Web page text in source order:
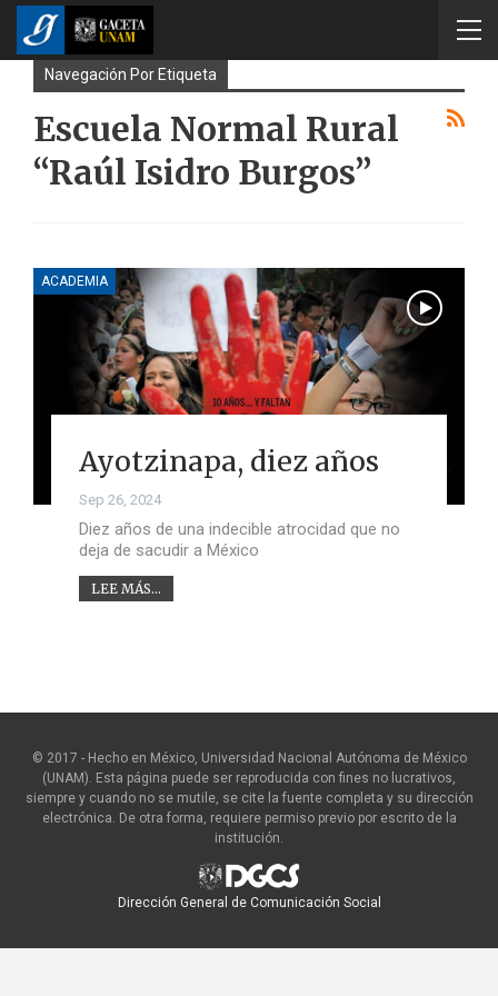
Navegación Por Etiqueta
Escuela Normal Rural
“Raúl Isidro Burgos”
ACADEMIA
Ayotzinapa, diez años
Sep 26, 2024
Diez años de una indecible atrocidad que no
deja de sacudir a México
LEE MÁS...
© 2017 - Hecho en México, Universidad Nacional Autónoma de México
(UNAM). Esta página puede ser reproducida con fines no lucrativos,
siempre y cuando no se mutile, se cite la fuente completa y su dirección
electrónica. De otra forma, requiere permiso previo por escrito de la
institución.
Dirección General de Comunicación Social